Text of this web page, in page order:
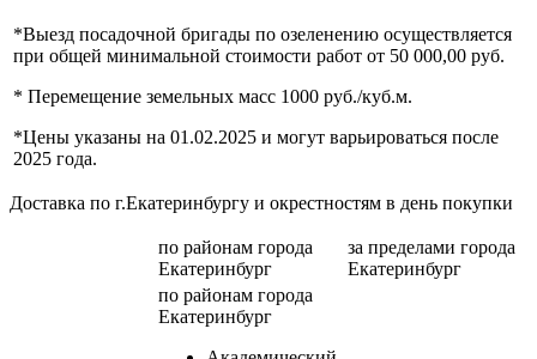
*Выезд посадочной бригады по озеленению осуществляется
при общей минимальной стоимости работ от 50 000,00 руб.
* Перемещение земельных масс 1000 руб./куб.м.
*Цены указаны на 01.02.2025 и могут варьироваться после
2025 года.
Доставка по г.Екатеринбургу и окрестностям в день покупки
по районам города
Екатеринбург
за пределами города
Екатеринбург
по районам города
Екатеринбург